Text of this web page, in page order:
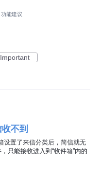
功能建议
Important
不到
设置了来信分类后，简信就无
只能接收进入到“收件箱”内的